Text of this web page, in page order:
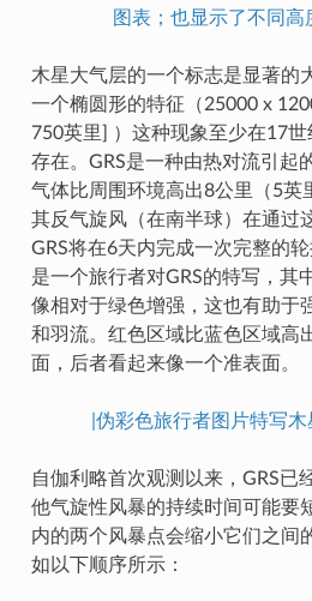
图表；也显示了不同高
木星大气层的一个标志是显著的
一个椭圆形的特征（25000 x
750英里] ）这种现象至少在17
存在。GRS是一种由热对流引起
气体比周围环境高出8公里（5英
其反气旋风（在南半球）在通过
GRS将在6天内完成一次完整的
是一个旅行者对GRS的特写，其
像相对于绿色增强，这也有助于
和羽流。红色区域比蓝色区域高
面，后者看起来像一个准表面。
|伪彩色旅行者图片特写木
自伽利略首次观测以来，GRS已
他气旋性风暴的持续时间可能要
内的两个风暴点会缩小它们之间
如以下顺序所示：